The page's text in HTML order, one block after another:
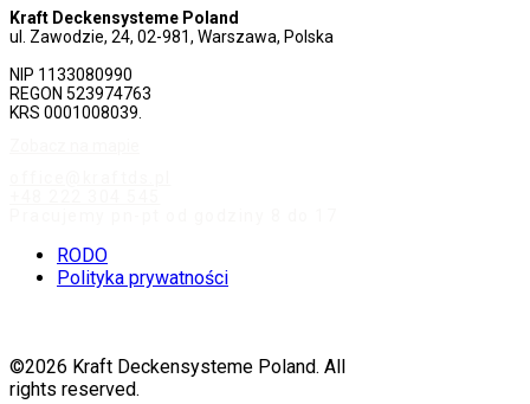
Kraft Deckensysteme Poland
ul. Zawodzie, 24, 02-981, Warszawa, Polska
NIP 1133080990
REGON 523974763
KRS 0001008039.
RODO
Polityka prywatności
©2026 Kraft Deckensysteme Poland. All
rights reserved.